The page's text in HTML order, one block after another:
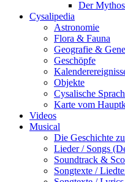
Der
Cysalipedia
Astronomie
Flora & Fauna
Geografie &
Geschöpfe
Objekte
Cysalische
Karte vom
Videos
Musical
Die Geschichte
Lieder / Songs
Soundtrack &
Songtexte /